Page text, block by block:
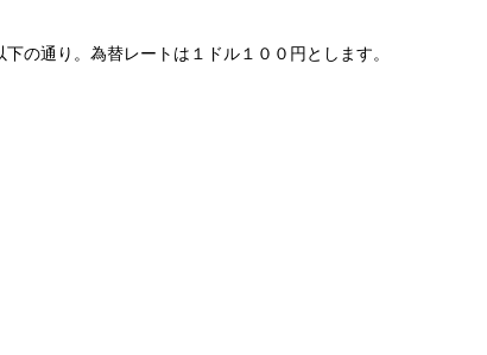
の通り。為替レートは１ドル１００円とします。